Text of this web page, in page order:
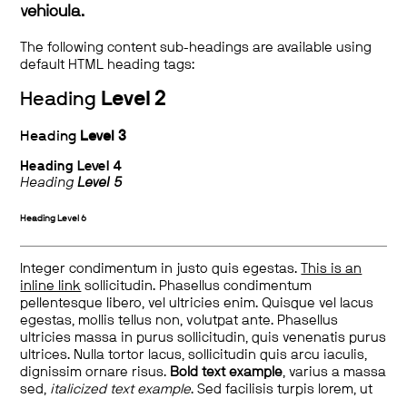
vehicula.
The following content sub-headings are available using
default HTML heading tags:
Heading Level 2
Heading Level 3
Heading Level 4
HeadingLevel 5
Heading Level 6
Integer condimentum in justo quis egestas.
This is an
inline link sollicitudin. Phasellus condimentum
pellentesque libero, vel ultricies enim. Quisque vel lacus
egestas, mollis tellus non, volutpat ante. Phasellus
ultricies massa in purus sollicitudin, quis venenatis purus
ultrices. Nulla tortor lacus, sollicitudin quis arcu iaculis,
dignissim ornare risus. Bold text example, varius a massa
sed, italicized text example. Sed facilisis turpis lorem, ut